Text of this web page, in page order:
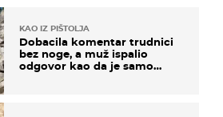
KAO IZ PIŠTOLJA
Dobacila komentar trudnici
bez noge, a muž ispalio
odgovor kao da je samo